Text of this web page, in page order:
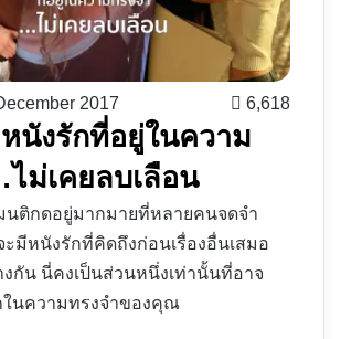
2017 6,618
นังรักที่อยู่ในความ
ม่เคยลบเลือน
นติกดอยู่มากมายที่หลายคนจดจำ
มีหนังรักที่คิดถึงก่อนเรื่องอื่นเสมอ
กัน นี่คงเป็นส่วนหนึ่งเท่านั้นที่อาจ
ในความทรงจำของคุณ